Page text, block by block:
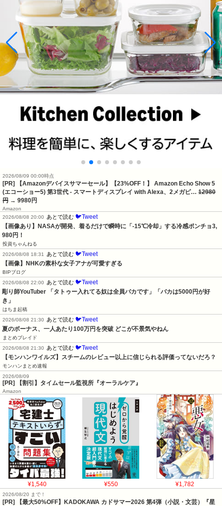
2026/08/09 00:00時点
[PR] 【Amazonデバイスサマーセール】【23%OFF！】 Amazon Echo Show 5
(エコーショー5) 第3世代 - スマートディスプレイ with Alexa、2メガピ… 12980
円 → 9980円
Amazon
2026/08/08 20:00 あとで読む 🐦Tweet
【画像あり】NASAが開発、着るだけで瞬時に「-15℃冷却」する冷感ポンチョ3,
980円！
投資ちゃんねる
2026/08/08 18:31 あとで読む 🐦Tweet
【画像】NHKの素朴な女子アナが可愛すぎる
BIPブログ
2026/08/08 22:00 あとで読む 🐦Tweet
彫り師YouTuber 「タトゥー入れてる奴は全員バカです」「バカは5000円が好
き」
はちま起稿
2026/08/08 21:30 あとで読む 🐦Tweet
夏のボーナス、一人あたり100万円を突破 どこが不景気やねん
まとめブレイド
2026/08/08 21:30 あとで読む 🐦Tweet
【モンハンワイルズ】スチームのレビュー以上に信じられる評価ってないだろ？
モンハンまとめ速報
2026/08/09
[PR] 【割引】タイムセール監視所『オーラルケア』
Amazon
¥1,540 ¥550 ¥1,782
2026/08/20 まで！
[PR]
【最大50%OFF】KADOKAWA カドサマー2026 第4弾（小説・文芸）『星